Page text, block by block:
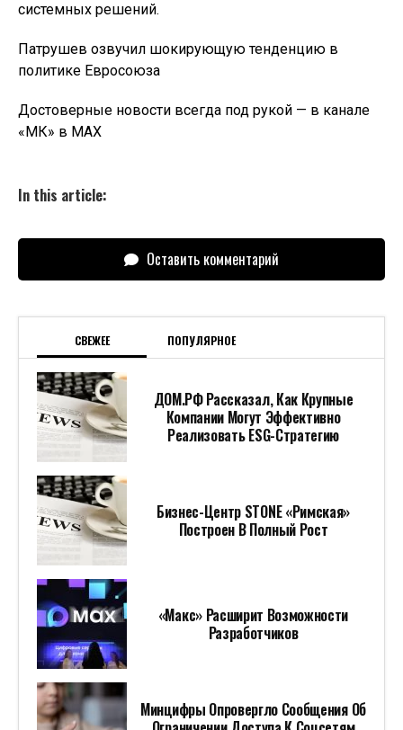
системных решений.
Патрушев озвучил шокирующую тенденцию в
политике Евросоюза
Достоверные новости всегда под рукой — в канале
«МК» в MAX
In this article:
Оставить комментарий
СВЕЖЕЕ ПОПУЛЯРНОЕ
ДОМ.РФ Рассказал, Как Крупные
Компании Могут Эффективно
Реализовать ESG-Стратегию
Бизнес-Центр STONE «Римская»
Построен В Полный Рост
«Макс» Расширит Возможности
Разработчиков
Минцифры Опровергло Сообщения Об